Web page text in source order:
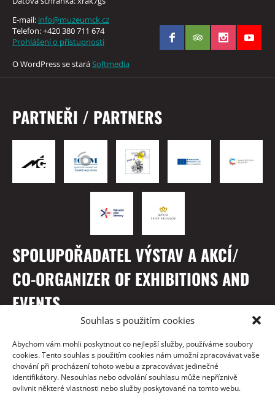
Souhlas s použitím cookies
Abychom vám mohli poskytnout co nejlepší služby, používáme soubory
cookies. Tento souhlas s použitím cookies nám umožní zpracovávat vaše
chování při procházení tohoto webu a zpracovávat jedinečné
identifikátory. Nesouhlas nebo odvolání souhlasu může nepříznivě
ovlivnit některé vlastnosti nebo služby poskytované na tomto webu.
E-mail: info@muzeumck.cz
Telefon: +420 380 711 674
Prohlášení o přístupnosti
O WordPress se staráSoftmedia
PARTNEŘI / PARTNERS
SPOLUPOŘADATEL VÝSTAV A AKCÍ/
CO-ORGANIZER OF EXHIBITIONS AND
EVENTS